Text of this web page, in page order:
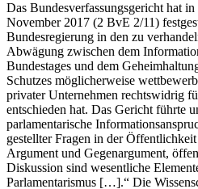
Das Bundesverfassungsgericht hat
November 2017 (2 BvE 2/11)
Bundesregierung in den zu
Abwägung zwischen dem
Bundestages und dem
Schutzes möglicherweise
privater Unternehmen rechtswidrig
entschieden hat. Das Gericht führte
parlamentarische
gestellter Fragen in der
Argument und Gegenargument,
Diskussion sind wesentliche
Parlamentarismus […].“ Die